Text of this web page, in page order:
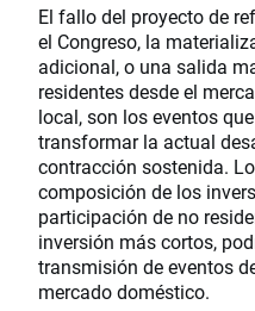
El fallo del proyecto de
el Congreso, la
adicional, o una salida
residentes desde el
local, son los eventos
transformar la actual
contracción sostenida.
composición de los
participación de no
inversión más cortos,
transmisión de eventos
mercado doméstico.